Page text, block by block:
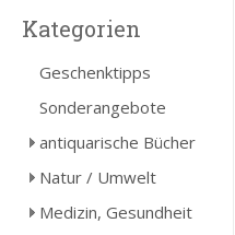
Kategorien
Geschenktipps
Sonderangebote
antiquarische Bücher
Natur / Umwelt
Medizin, Gesundheit